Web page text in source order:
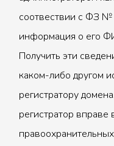
соотвествии с ФЗ
информация о его
Получить эти
каком-либо другом
регистратору
регистратор вправе